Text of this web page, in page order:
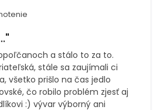
a stálo to za to.
stále sa zaujímali ci
všetko prišlo na čas jedlo
čo robilo problém zjesť aj
:) vývar výborný ani